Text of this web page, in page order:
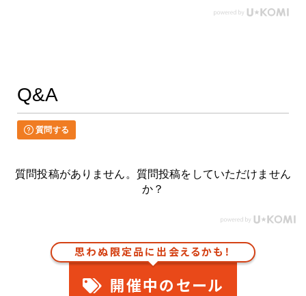
Q&A
質問する
質問投稿がありません。質問投稿をしていただけません
か？
思わぬ限定品に出会えるかも！
開催中のセール